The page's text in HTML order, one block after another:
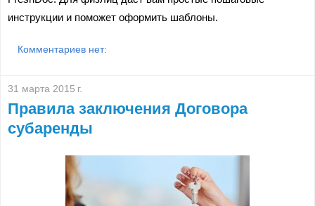
инструкции и поможет оформить шаблоны.
Комментариев нет:
31 марта 2015 г.
Правила заключения Договора
субаренды